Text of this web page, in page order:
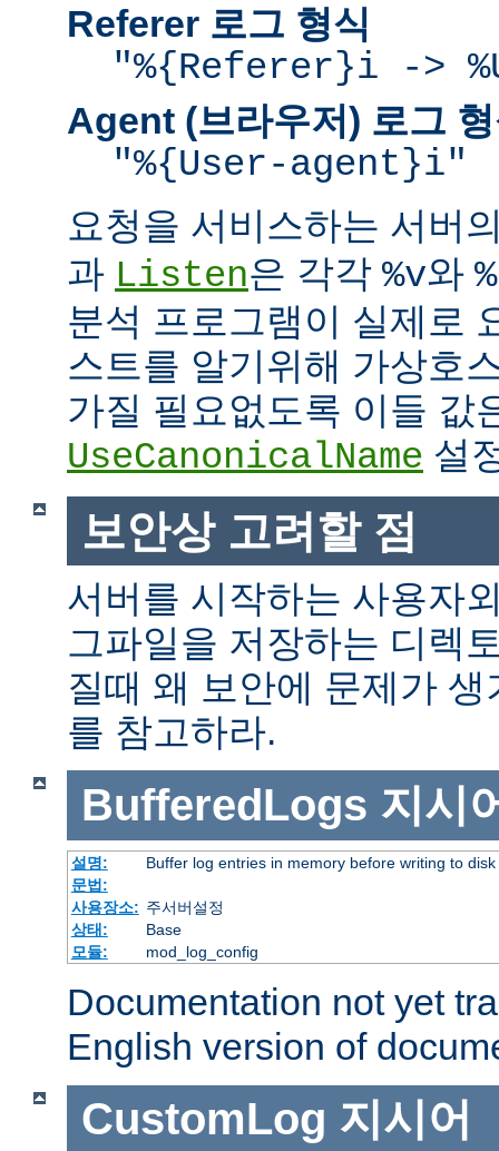
Referer 로그 형식
"%{Referer}i ->
Agent (브라우저) 로그
"%{User-agent}i"
요청을 서비스하는 서버
과 Listen은 각각 %v와
분석 프로그램이 실제로
스트를 알기위해 가상호
가질 필요없도록 이들 값
UseCanonicalName 설
보안상 고려할 점
서버를 시작하는 사용자
그파일을 저장하는 디렉
질때 왜 보안에 문제가
를 참고하라.
BufferedLogs 지시
설명:
Buffer log entries in memory before writing to disk
문법:
사용장소: 주서버설정
상태:
Base
모듈:
mod_log_config
Documentation not yet
English version of
CustomLog 지시어